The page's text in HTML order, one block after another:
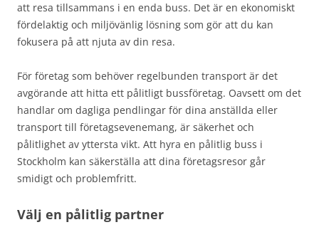
att resa tillsammans i en enda buss. Det är en ekonomiskt
fördelaktig och miljövänlig lösning som gör att du kan
fokusera på att njuta av din resa.
För företag som behöver regelbunden transport är det
avgörande att hitta ett pålitligt bussföretag. Oavsett om det
handlar om dagliga pendlingar för dina anställda eller
transport till företagsevenemang, är säkerhet och
pålitlighet av yttersta vikt. Att hyra en pålitlig buss i
Stockholm kan säkerställa att dina företagsresor går
smidigt och problemfritt.
Välj en pålitlig partner